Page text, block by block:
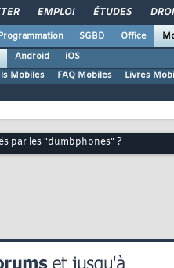
EMPLOI ÉTUDES
SGBD Office
Android
iOS
Mobiles FAQ Mobiles Livres
par les "dumbphones" ?